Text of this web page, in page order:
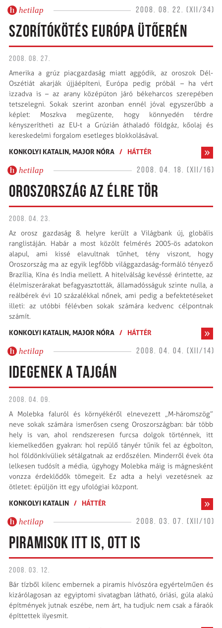
hetilap 2008. 08. 22. (XII/34)
SZORÍTÓKÖTÉS EURÓPA ÜTŐERÉN
2008. 08. 27.
Amerika a grúz piacgazdaság miatt aggódik, az oroszok Dél-
Oszétiát akarják újjáépíteni, Európa pedig próbál – ha vért
izzadva is – az arany középúton járó békeharcos szerepében
tetszelegni. Sokak szerint azonban ennél jóval egyszerűbb a
képlet: Moszkva megüzente, hogy könnyedén térdre
kényszerítheti az EU-t a Grúzián áthaladó földgáz, kőolaj és
kereskedelmi forgalom esetleges blokkolásával.
KONKOLYI KATALIN, MAJOR NÓRA / HÁTTÉR
hetilap 2008. 04. 18. (XII/16)
OROSZORSZÁG AZ ÉLRE TÖR
2008. 04. 23.
Az orosz gazdaság 8. helyre került a Világbank új, globális
ranglistáján. Habár a most közölt felmérés 2005-ös adatokon
alapul, ami kissé elavultnak tűnhet, tény viszont, hogy
Oroszország ma az egyik legfőbb világgazdaság-formáló tényező
Brazília, Kína és India mellett. A hitelválság kevéssé érintette, az
élelmiszer­árakat befagyasztották, államadósságuk szinte nulla, a
reálbérek évi 10 százalékkal nőnek, ami pedig a befektetéseket
illeti: az utóbbi félévben sokak számára kedvenc célpontnak
számít.
KONKOLYI KATALIN, MAJOR NÓRA / HÁTTÉR
hetilap 2008. 04. 04. (XII/14)
IDEGENEK A TAJGÁN
2008. 04. 09.
A Molebka faluról és környékéről elnevezett „M-háromszög”
neve sokak számára ismerősen cseng Oroszországban: bár több
hely is van, ahol rendszeresen furcsa dolgok történnek, itt
kiemelkedően gyakran: hol repülő tányér tűnik fel az égbolton,
hol földönkívüliek sétálgatnak az erdőszélen. Minderről évek óta
lelkesen tudósít a média, úgyhogy Molebka máig is mágnesként
vonzza érdeklődők tömegeit. Ez adta a helyi vezetésnek az
ötletet: épüljön itt egy ufológiai központ.
KONKOLYI KATALIN / HÁTTÉR
hetilap 2008. 03. 07. (XII/10)
PIRAMISOK ITT IS, OTT IS
2008. 03. 12.
Bár tízből kilenc embernek a piramis hívószóra egyértelműen és
kizárólagosan az egyiptomi sivatagban látható, óriási, gúla alakú
építmények jutnak eszébe, nem árt, ha tudjuk: nem csak a fáraók
építtettek ilyesmit.